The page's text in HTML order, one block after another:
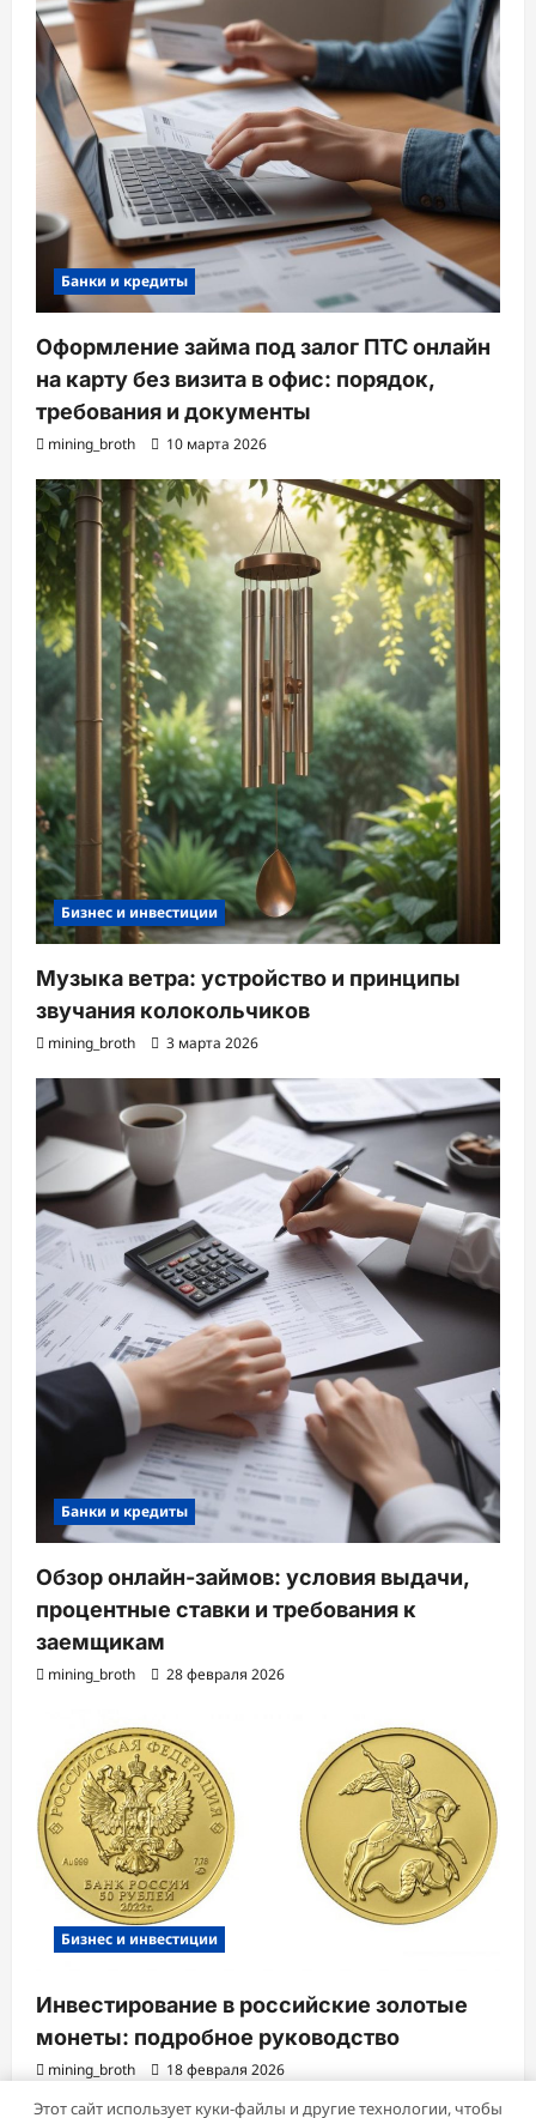
Банки и кредиты
Оформление займа под залог ПТС онлайн
на карту без визита в офис: порядок,
требования и документы
mining_broth 10 марта 2026
Бизнес и инвестиции
Музыка ветра: устройство и принципы
звучания колокольчиков
mining_broth 3 марта 2026
Банки и кредиты
Обзор онлайн-займов: условия выдачи,
процентные ставки и требования к
заемщикам
mining_broth 28 февраля 2026
Бизнес и инвестиции
Инвестирование в российские золотые
монеты: подробное руководство
mining_broth 18 февраля 2026
Этот сайт использует куки-файлы и другие технологии, чтобы